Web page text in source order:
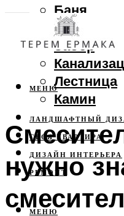
Баня
Веранда
Забор
Лестница
Камин
ЛАНДШАФТНЫЙ
СВОЯ КВАРТИРА
ДИЗАЙН ИНТЕРЬЕРА
РЕМОНТ
МЕНЮ
МЕНЮ
нужно